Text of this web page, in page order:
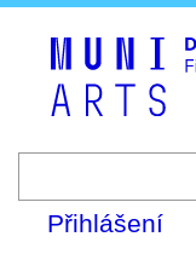
Přihlášení